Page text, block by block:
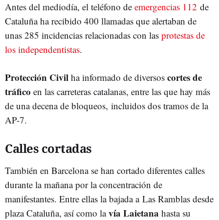
Antes del mediodía, el teléfono de emergencias 112 de
Cataluña ha recibido 400 llamadas que alertaban de
unas 285 incidencias relacionadas con las protestas de
los independentistas.
Protección Civil ha informado de diversos cortes de
tráfico en las carreteras catalanas, entre las que hay más
de una decena de bloqueos, incluidos dos tramos de la
AP-7.
Calles cortadas
También en Barcelona se han cortado diferentes calles
durante la mañana por la concentración de
manifestantes. Entre ellas la bajada a Las Ramblas desde
plaza Cataluña, así como lavía Laietana hasta su